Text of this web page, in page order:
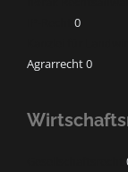
0
Agrarrecht 0